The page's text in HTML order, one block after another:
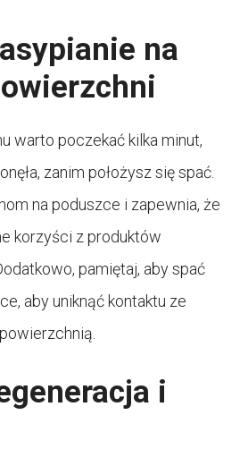
na
warto poczekać kilka minut,
zanim położysz się spać.
na poduszce i zapewnia, że
korzyści z produktów
pamiętaj, aby spać
aby uniknąć kontaktu ze
i